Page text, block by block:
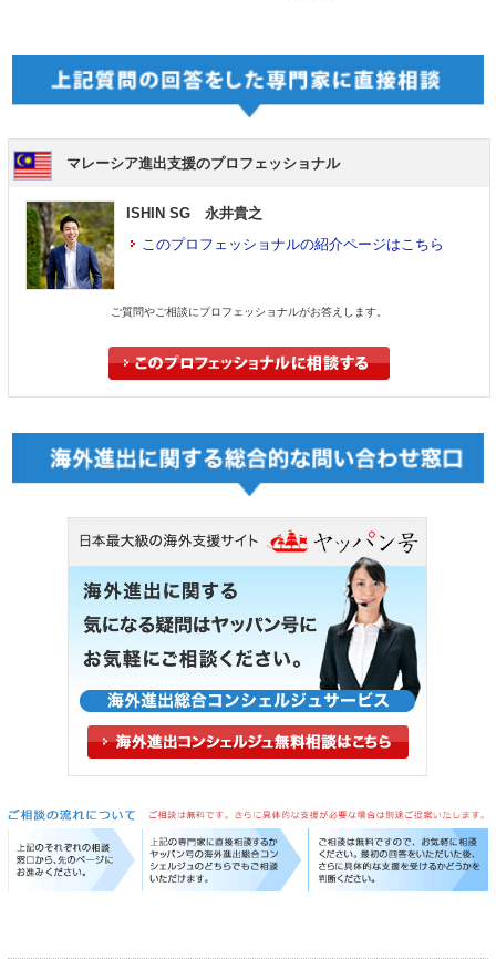
マレーシア進出支援のプロフェッショナル
ISHIN SG 永井貴之
このプロフェッショナルの紹介ページはこちら
ご質問やご相談にプロフェッショナルがお答えします。